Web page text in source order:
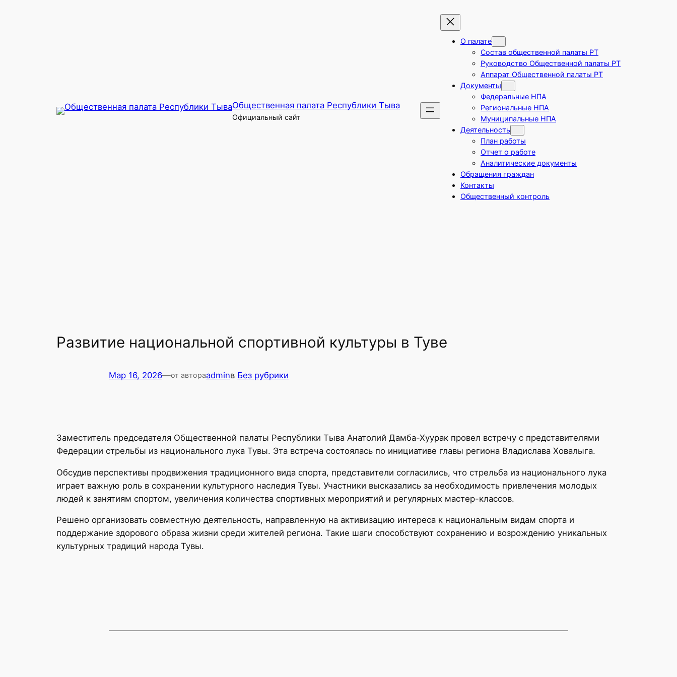
Общественная палата Республики Тыва
Официальный сайт
О палате
Состав общественной палаты РТ
Руководство Общественной палаты РТ
Аппарат Общественной палаты РТ
Документы
Федеральные НПА
Региональные НПА
Муниципальные НПА
Деятельность
План работы
Отчет о работе
Аналитические документы
Обращения граждан
Контакты
Общественный контроль
Развитие национальной спортивной культуры в Туве
Мар 16, 2026—от автораadminв Без рубрики
Заместитель председателя Общественной палаты Республики Тыва Анатолий Дамба-Хуурак провел встречу с представителями
Федерации стрельбы из национального лука Тувы. Эта встреча состоялась по инициативе главы региона Владислава Ховалыга.
Обсудив перспективы продвижения традиционного вида спорта, представители согласились, что стрельба из национального лука
играет важную роль в сохранении культурного наследия Тувы. Участники высказались за необходимость привлечения молодых
людей к занятиям спортом, увеличения количества спортивных мероприятий и регулярных мастер-классов.
Решено организовать совместную деятельность, направленную на активизацию интереса к национальным видам спорта и
поддержание здорового образа жизни среди жителей региона. Такие шаги способствуют сохранению и возрождению уникальных
культурных традиций народа Тувы.